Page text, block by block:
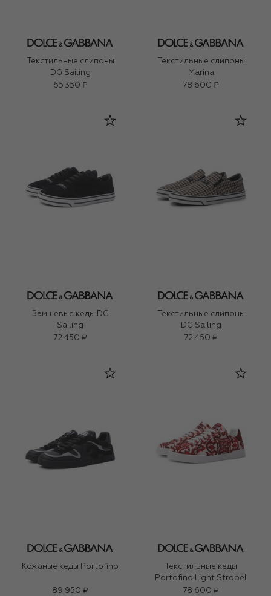
Текстильные слипоны
DG Sailing
65 350 ₽
Текстильные слипоны
Marina
78 600 ₽
Замшевые кеды DG
Sailing
72 450 ₽
Текстильные слипоны
DG Sailing
72 450 ₽
Кожаные кеды Portofino
89 950 ₽
Текстильные кеды
Portofino Light Strobel
78 600 ₽